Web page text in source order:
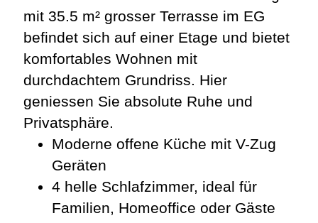
mit 35.5 m² grosser Terrasse im EG
befindet sich auf einer Etage und bietet
komfortables Wohnen mit
durchdachtem Grundriss. Hier
geniessen Sie absolute Ruhe und
Privatsphäre.
Moderne offene Küche mit V-Zug
Geräten
4 helle Schlafzimmer, ideal für
Familien, Homeoffice oder Gäste